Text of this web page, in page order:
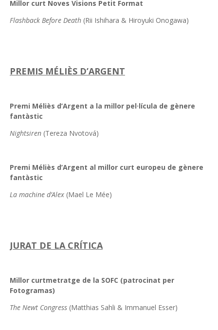
Millor curt Noves Visions Petit Format
Flashback Before Death (Rii Ishihara & Hiroyuki Onogawa)
PREMIS MÉLIÈS D’ARGENT
Premi Méliès d’Argent a la millor pel·lícula de gènere
fantàstic
Nightsiren (Tereza Nvotová)
Premi Méliès d’Argent al millor curt europeu de gènere
fantàstic
La machine d’Alex (Mael Le Mée)
JURAT DE LA CRÍTICA
Millor curtmetratge de la SOFC (patrocinat per
Fotogramas)
The Newt Congress (Matthias Sahli & Immanuel Esser)